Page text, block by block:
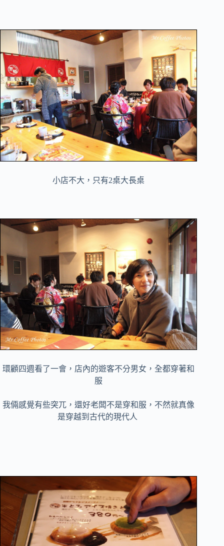
小店不大，只有2桌大長桌
環顧四週看了一會，店內的遊客不分男女，全都穿著和
服
我倆感覺有些突兀，還好老闆不是穿和服，不然就真像
是穿越到古代的現代人